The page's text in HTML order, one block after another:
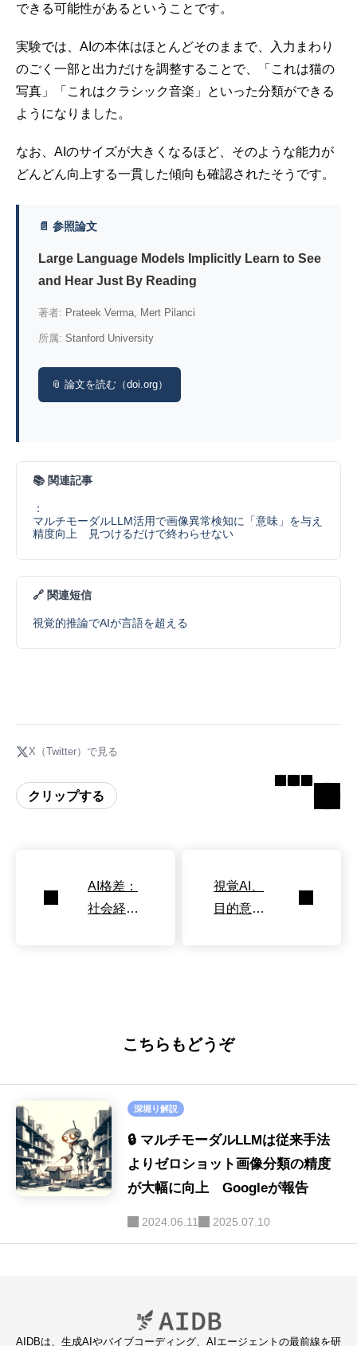
できる可能性があるということです。
実験では、AIの本体はほとんどそのままで、入力まわり
のごく一部と出力だけを調整することで、「これは猫の
写真」「これはクラシック音楽」といった分類ができる
ようになりました。
なお、AIのサイズが大きくなるほど、そのような能力が
どんどん向上する一貫した傾向も確認されたそうです。
📄 参照論文
Large Language Models Implicitly Learn to See
and Hear Just By Reading
著者: Prateek Verma, Mert Pilanci
所属: Stanford University
📎 論文を読む（doi.org）
📚 関連記事
：
マルチモーダルLLM活用で画像異常検知に「意味」を与え
精度向上 見つけるだけで終わらせない
🔗 関連短信
視覚的推論でAIが言語を超える
X（Twitter）で見る
クリップする
AI格差：
社会経済
視覚AI、
目的意識
こちらもどうぞ
深堀り解説
🔒 マルチモーダルLLMは従来手法
よりゼロショット画像分類の精度
が大幅に向上 Googleが報告
2024.06.11 2025.07.10
AIDBは、生成AIやバイブコーディング、AIエージェントの最前線を研